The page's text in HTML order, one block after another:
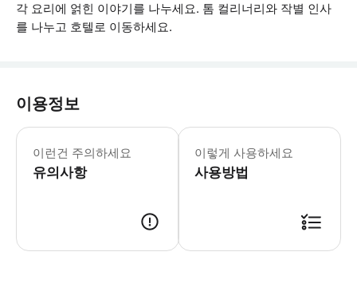
각 요리에 얽힌 이야기를 나누세요. 톰 컬리너리와 작별 인사
를 나누고 호텔로 이동하세요.
이용정보
이런건 주의하세요
유의사항
* 소요시간 : 240분 (옵션에 따라 소
이렇게 사용하세요
사용방법